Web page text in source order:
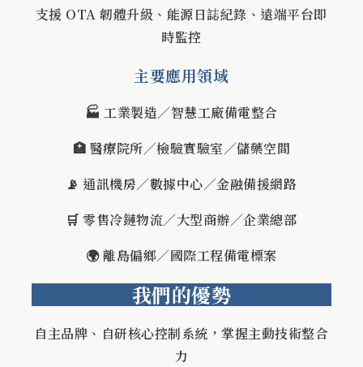
支援 OTA 韌體升級、能源日誌紀錄、遠端平台即
時監控
主要應用領域
🏭 工業製造／智慧工廠備電整合
🏥 醫療院所／檢驗實驗室／儲藥空間
📡 通訊機房／數據中心／金融備援網路
🛒 零售冷鏈物流／大型商辦／企業總部
🌍 離島偏鄉／國際工程備電標案
我們的優勢
自主品牌、自研核心控制系統，掌握主動技術整合
力